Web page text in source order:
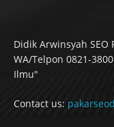
Didik Arwinsyah
WA/Telpon 0821-
Ilmu"
Contact us: